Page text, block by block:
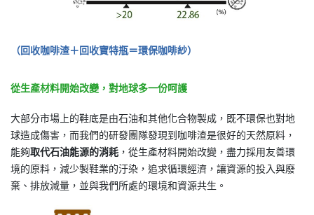
（回收咖啡渣＋回收寶特瓶＝環保咖啡紗）
從生產材料開始改變，對地球多一份呵護
大部分市場上的鞋底是由石油和其他化合物製成，既不環保也對地
球造成傷害，而我們的研發團隊發現到咖啡渣是很好的天然原料，
能夠取代石油能源的消耗 ，從生產材料開始改變，盡力採用友善環
境的原料，減少製鞋業的汙染，追求循環經濟，讓資源的投入與廢
棄、排放減量，並與我們所處的環境和資源共生。